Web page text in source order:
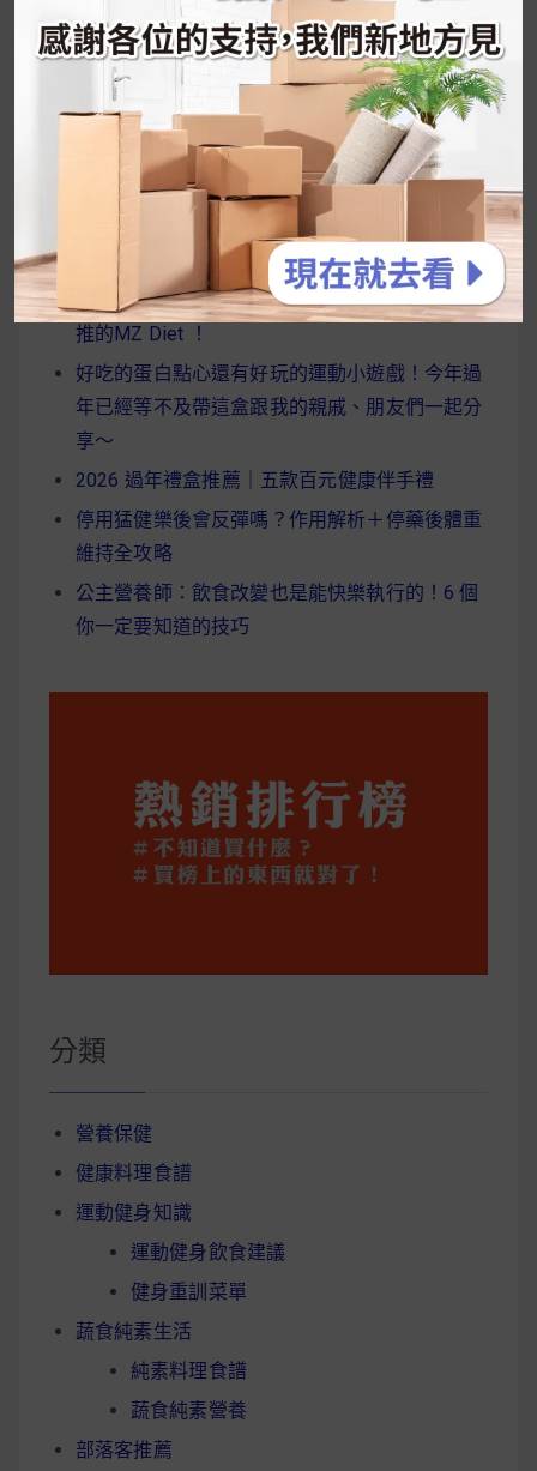
UrMart 為你打造理想生活
近期文章
韓國人為什麼不容易胖？
揭秘明星、網紅熱
推的MZ Diet ！
好吃的蛋白點心還有好玩的運動小遊戲！今年過
年已經等不及帶這盒跟我的親戚、朋友們一起分
享～
2026 過年禮盒推薦｜五款百元健康伴手禮
停用猛健樂後會反彈嗎？作用解析＋停藥後體重
維持全攻略
公主營養師：飲食改變也是能快樂執行的！6 個
你一定要知道的技巧
分類
營養保健
健康料理食譜
運動健身知識
運動健身飲食建議
健身重訓菜單
蔬食純素生活
純素料理食譜
蔬食純素營養
部落客推薦